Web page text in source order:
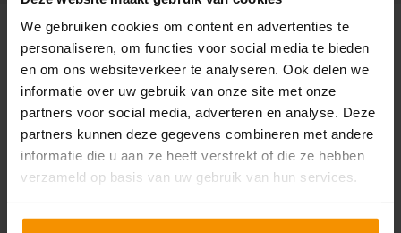
We gebruiken cookies om content en advertenties te
personaliseren, om functies voor social media te bieden
en om ons websiteverkeer te analyseren. Ook delen we
informatie over uw gebruik van onze site met onze
partners voor social media, adverteren en analyse. Deze
partners kunnen deze gegevens combineren met andere
informatie die u aan ze heeft verstrekt of die ze hebben
verzameld op basis van uw gebruik van hun services.
SPECIAAL VOOR JOU!
UITGELICHT